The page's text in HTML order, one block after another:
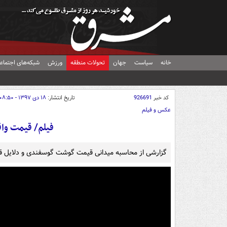
خانه سیاست جهان تحولات منطقه ورزش شبکه‌های
کد خبر 926691 تاریخ انتشار: ۱۸ دی ۱۳۹۷ - ۰۸:۵۰
عکس و فیلم
فیلم/ قیمت
گزارشی از محاسبه میدانی قیمت گوشت گوسفندی و دلایل